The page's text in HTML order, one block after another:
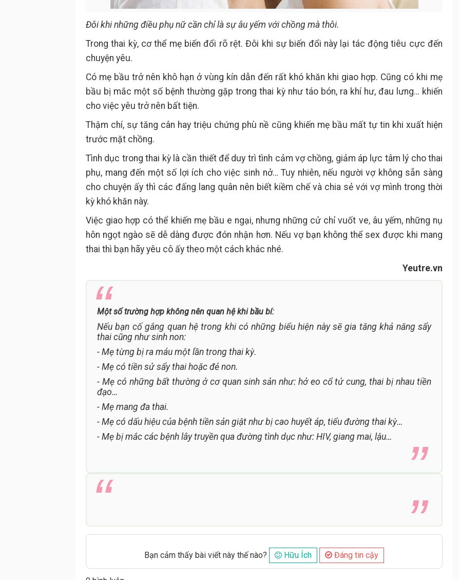
Đôi khi những điều phụ nữ cần chỉ là sự âu yếm với chồng mà thôi.
Trong thai kỳ, cơ thể mẹ biến đổi rõ rệt. Đôi khi sự biến đổi này lại tác động tiêu cực đến
chuyện yêu.
Có mẹ bầu trở nên khô hạn ở vùng kín dẫn đến rất khó khăn khi giao hợp. Cũng có khi mẹ
bầu bị mắc một số bệnh thường gặp trong thai kỳ như táo bón, ra khí hư, đau lưng… khiến
cho việc yêu trở nên bất tiện.
Thậm chí, sự tăng cân hay triệu chứng phù nề cũng khiến mẹ bầu mất tự tin khi xuất hiện
trước mặt chồng.
Tình dục trong thai kỳ là cần thiết để duy trì tình cảm vợ chồng, giảm áp lực tâm lý cho thai
phụ, mang đến một số lợi ích cho việc sinh nở… Tuy nhiên, nếu người vợ không sẵn sàng
cho chuyện ấy thì các đấng lang quân nên biết kiềm chế và chia sẻ với vợ mình trong thời
kỳ khó khăn này.
Việc giao hợp có thể khiến mẹ bầu e ngại, nhưng những cử chỉ vuốt ve, âu yếm, những nụ
hôn ngọt ngào sẽ dễ dàng được đón nhận hơn. Nếu vợ bạn không thể sex được khi mang
thai thì bạn hãy yêu cô ấy theo một cách khác nhé.
Yeutre.vn
Một số trường hợp không nên quan hệ khi bầu bí:
Nếu bạn cố gắng quan hệ trong khi có những biểu hiện này sẽ gia tăng khả năng sẩy
thai cũng như sinh non:
- Mẹ từng bị ra máu một lần trong thai kỳ.
- Mẹ có tiền sử sẩy thai hoặc đẻ non.
- Mẹ có những bất thường ở cơ quan sinh sản như: hở eo cổ tử cung, thai bị nhau tiền
đạo…
- Mẹ mang đa thai.
- Mẹ có dấu hiệu của bệnh tiền sản giật như bị cao huyết áp, tiểu đường thai kỳ…
- Mẹ bị mắc các bệnh lây truyền qua đường tình dục như: HIV, giang mai, lậu…
Bạn cảm thấy bài viết này thế nào? Hữu Ích Đáng tin cậy